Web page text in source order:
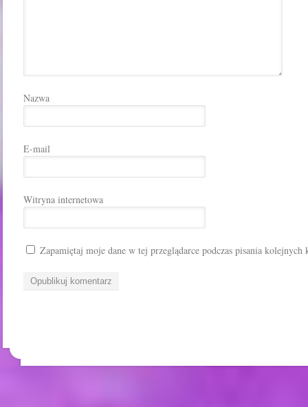
Nazwa
E-mail
Witryna internetowa
Zapamiętaj moje dane w tej przeglądarce podczas pisania kolejnych